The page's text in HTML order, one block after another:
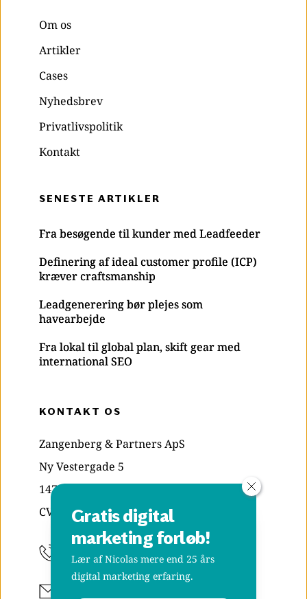
Om os
Artikler
Cases
Nyhedsbrev
Privatlivspolitik
Kontakt
SENESTE ARTIKLER
Fra besøgende til kunder med Leadfeeder
Definering af ideal customer profile (ICP)
kræver craftsmanship
Leadgenerering bør plejes som
havearbejde
Fra lokal til global plan, skift gear med
international SEO
KONTAKT OS
Zangenberg & Partners ApS
Ny Vestergade 5
1471 København K
CVR: 29835039
+45 70 20 48 38
Gratis digital
marketing forløb!
Lær af Nicolas mere end 25 års
digital marketing erfaring.